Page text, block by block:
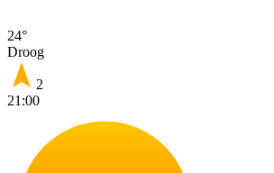
24°
Droog
2
21:00